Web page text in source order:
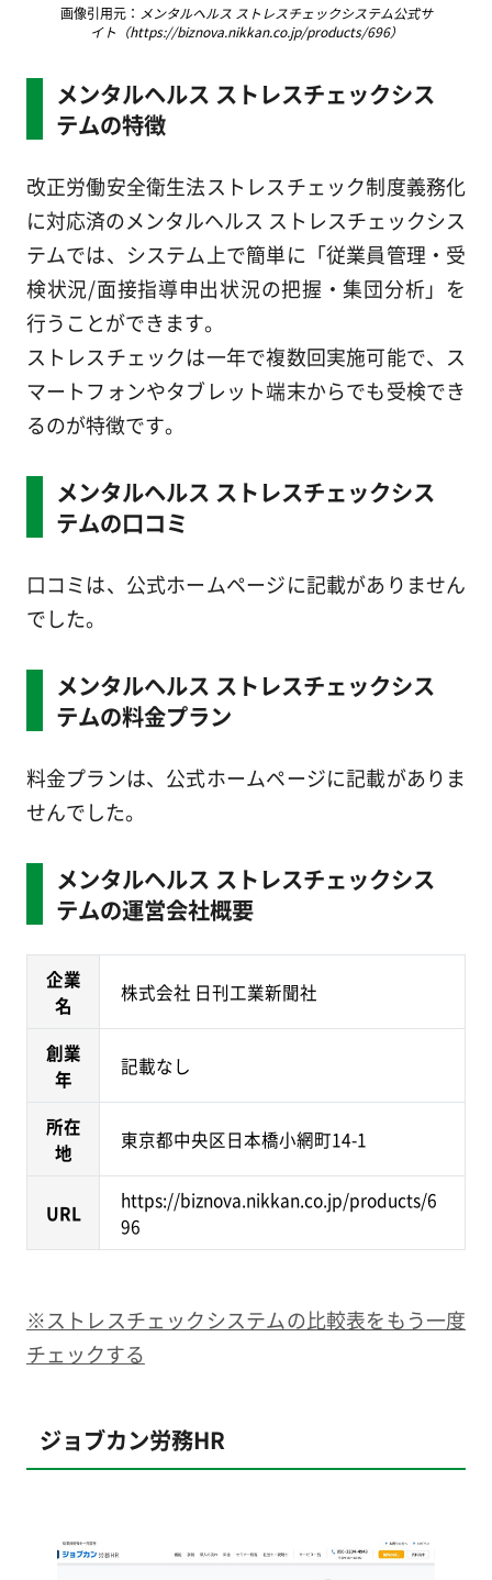
画像引用元： メンタルヘルス ストレスチェックシステム公式サ
イト（https://biznova.nikkan.co.jp/products/696）
メンタルヘルス ストレスチェックシス
テムの特徴
改正労働安全衛生法ストレスチェック制度義務化
に対応済のメンタルヘルス ストレスチェックシス
テムでは、システム上で簡単に「従業員管理・受
検状況/面接指導申出状況の把握・集団分析」を
行うことができます。
ストレスチェックは一年で複数回実施可能で、ス
マートフォンやタブレット端末からでも受検でき
るのが特徴です。
メンタルヘルス ストレスチェックシス
テムの口コミ
口コミは、公式ホームページに記載がありません
でした。
メンタルヘルス ストレスチェックシス
テムの料金プラン
料金プランは、公式ホームページに記載がありま
せんでした。
メンタルヘルス ストレスチェックシス
テムの運営会社概要
企業
名
株式会社 日刊工業新聞社
創業
年
記載なし
所在
地
東京都中央区日本橋小網町14-1
URL
https://biznova.nikkan.co.jp/products/6
96
※ストレスチェックシステムの比較表をもう一度
チェックする
ジョブカン労務HR